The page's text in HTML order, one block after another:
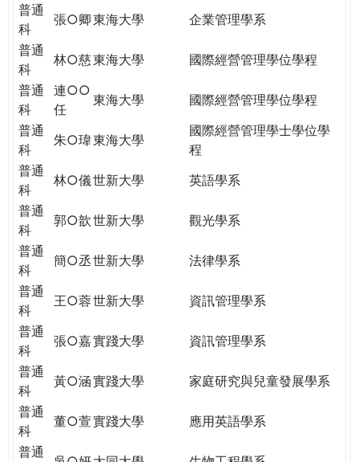
普通
科
張○卿東海大學
企業管理學系
普通
科
林○慈東海大學
國際經營管理學位學程
普通
科
連○○
任
東海大學
國際經營管理學位學程
普通
科
朱○瑋東海大學
國際經營管理學士學位學
程
普通
科
林○儀世新大學
英語學系
普通
科
郭○歆世新大學
觀光學系
普通
科
簡○丞世新大學
法律學系
普通
科
王○蓉世新大學
資訊管理學系
普通
科
張○嘉實踐大學
資訊管理學系
普通
科
黃○涵實踐大學
家庭研究與兒童發展學系
普通
科
董○萱實踐大學
應用英語學系
普通